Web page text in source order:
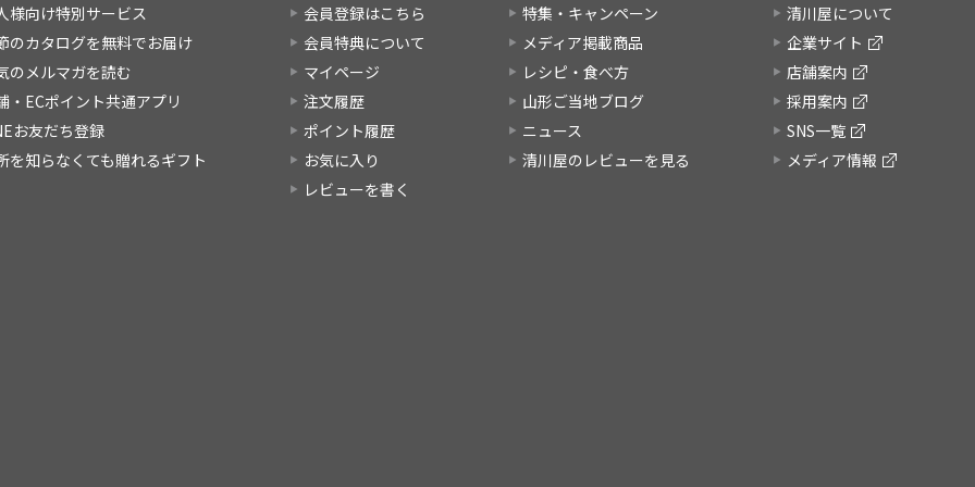
様向け特別サービス
のカタログを無料でお届け
のメルマガを読む
・ECポイント共通アプリ
お友だち登録
を知らなくても贈れるギフト
会員登録はこちら
会員特典について
マイページ
注文履歴
ポイント履歴
お気に入り
レビューを書く
特集・キャンペーン
メディア掲載商品
レシピ・食べ方
山形ご当地ブログ
ニュース
清川屋のレビューを見る
清川屋について
企業サイト
店舗案内
採用案内
SNS一覧
メディア情報